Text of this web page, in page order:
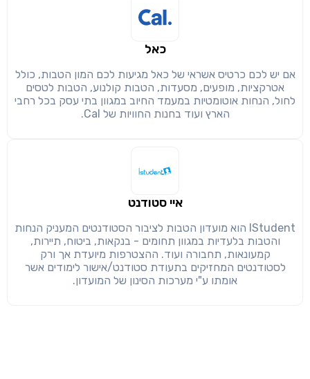
שיתוף
שימו לב!
מימוש הטבה זו ניתן רק לחברי
הבנתי, המשך לאתר
כאל
אם יש לכם כרטיס אשראי של כאל מגיעות לכם המון הטבות, כולל
אטרקציות, מופעים, מסעדות, הטבות קולנוע, הטבות לטסים
לחול, הנחות אוטומטיות במעמד החיוב במגוון בתי עסק בכל רחבי
הארץ ועוד בחנות החוויות של Cal.
איי סטודנט
IStudent הוא מועדון הטבות לציבור הסטודנטים המעניק הנחות
והטבות בלעדיות במגוון תחומים - בנקאות, ביטוח, תיירות,
קמעונאות, תחבורה ועוד. ההצטרפות מיועדת אך ורק
לסטודנטים המחזיקים בתעודת סטודנט/אישור לימודים אשר
אומתו ע"י מערכות הסינון של המועדון.